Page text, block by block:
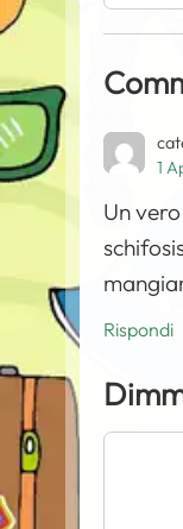
1
Un
Rispondi